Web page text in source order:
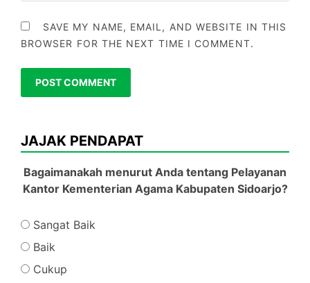
SAVE MY NAME, EMAIL, AND WEBSITE IN THIS
BROWSER FOR THE NEXT TIME I COMMENT.
JAJAK PENDAPAT
Bagaimanakah menurut Anda tentang Pelayanan
Kantor Kementerian Agama Kabupaten Sidoarjo?
Sangat Baik
Baik
Cukup